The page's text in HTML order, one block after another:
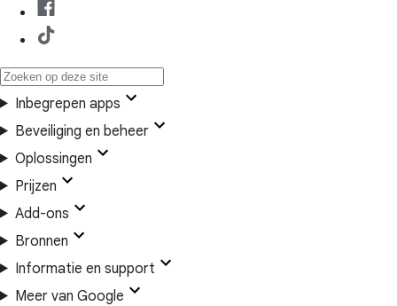
Inbegrepen apps
Beveiliging en beheer
Oplossingen
Prijzen
Add-ons
Bronnen
Informatie en support
Meer van Google